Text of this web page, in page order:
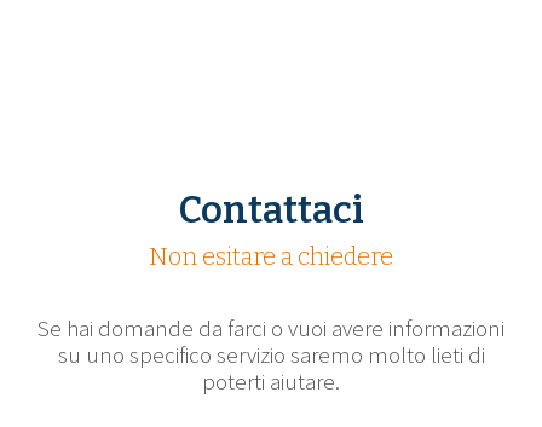
Contattaci
Non esitare a chiedere
Se hai domande da farci o vuoi avere informazioni
su uno specifico servizio saremo molto lieti di
poterti aiutare.